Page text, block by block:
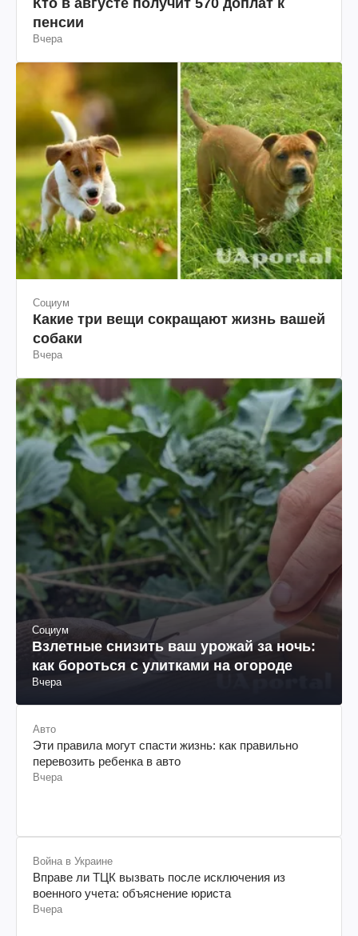
пенсии
Вчера
Социум
Какие три вещи сокращают жизнь вашей
собаки
Вчера
Социум
Взлетные снизить ваш урожай за ночь:
как бороться с улитками на огороде
Вчера
Авто
Эти правила могут спасти жизнь: как правильно
перевозить ребенка в авто
Вчера
Война в Украине
Вправе ли ТЦК вызвать после исключения из
военного учета: объяснение юриста
Вчера